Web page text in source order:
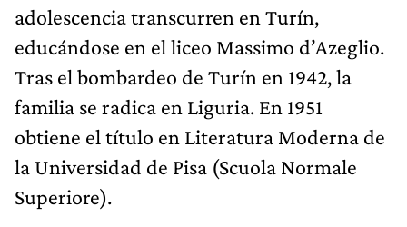
adolescencia transcurren en Turín,
educándose en el liceo Massimo d’Azeglio.
Tras el bombardeo de Turín en 1942, la
familia se radica en Liguria. En 1951
obtiene el título en Literatura Moderna de
la Universidad de Pisa (Scuola Normale
Superiore).